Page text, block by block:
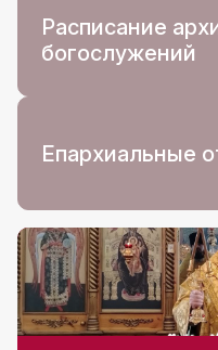
Расписание
богослужений
Епархиальные